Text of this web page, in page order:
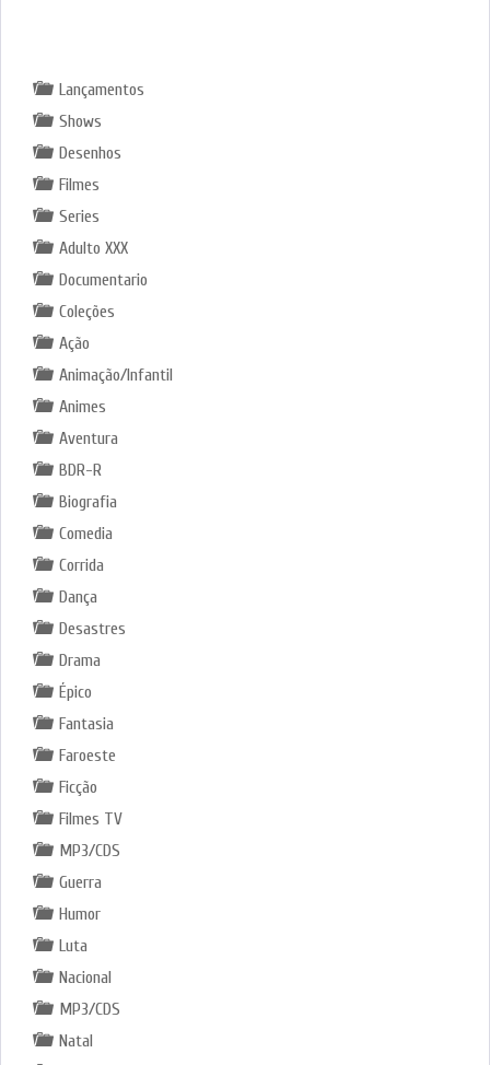
Lançamentos
Shows
Desenhos
Filmes
Series
Adulto XXX
Documentario
Coleções
Ação
Animação/Infantil
Animes
Aventura
BDR-R
Biografia
Comedia
Corrida
Dança
Desastres
Drama
Épico
Fantasia
Faroeste
Ficção
Filmes TV
MP3/CDS
Guerra
Humor
Luta
Nacional
MP3/CDS
Natal